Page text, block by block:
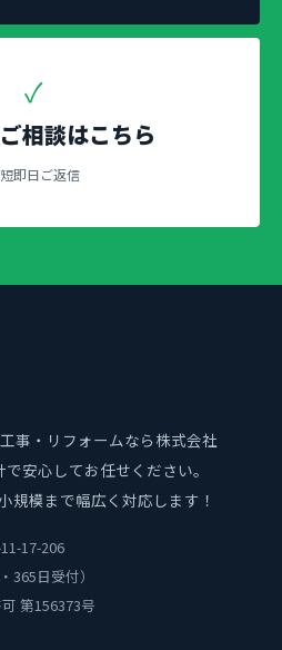
✓
相談はこちら
即日ご返信
事・リフォームなら株式会社
安心してお任せください。
規模まで幅広く対応します！
17-206
365日受付）
第156373号